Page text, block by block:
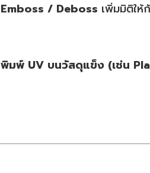
Emboss / Deboss เพิ่มมิติให้
พิมพ์ UV บนวัสดุแข็ง (เช่น